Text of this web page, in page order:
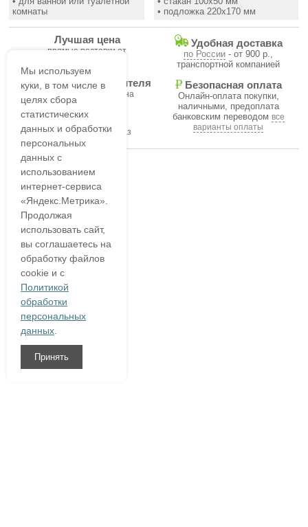
комнаты
• подложка 220х170 мм
Лучшая цена
прямые поставки от
Удобная доставка
по России - от 900 р.,
транспортной компанией
Безопасная оплата
Онлайн-оплата покупки,
наличными, предоплата
банковским переводом все
варианты оплаты
Гарантия производителя
на все товары магазина
В течение часа
подтвердим ваш заказ
Мы используем
куки, в том числе в
целях сбора
статистических
данных и обработки
персональных
данных с
использованием
интернет-сервиса
«Яндекс.Метрика».
Продолжая
использовать сайт,
вы соглашаетесь на
обработку файлов
cookie и с
Политикой
обработки
персональных
данных
Принять